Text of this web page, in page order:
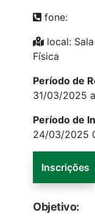
fone:
local:
Física
Período de
31/03/2025
Período de
24/03/2025
Inscrições
Objetivo: